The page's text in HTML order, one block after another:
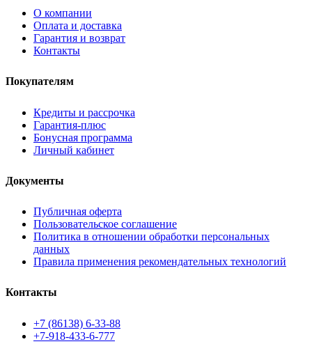
О компании
Оплата и доставка
Гарантия и возврат
Контакты
Покупателям
Кредиты и рассрочка
Гарантия-плюс
Бонусная программа
Личный кабинет
Документы
Публичная оферта
Пользовательское соглашение
Политика в отношении обработки персональных
данных
Правила применения рекомендательных технологий
Контакты
+7 (86138) 6-33-88
+7-918-433-6-777